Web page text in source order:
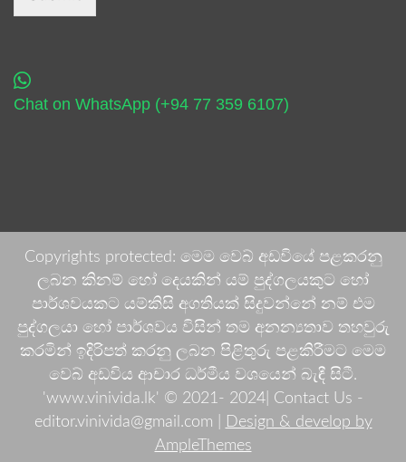
Chat on WhatsApp (+94 77 359 6107)
Copyrights protected: මෙම වෙබ් අඩවියේ පළකරනු
ලබන කිනම් හෝ දෙයකින් යම් පුද්ගලයකුට හෝ
පාර්ශවයකට යම්කිසි අගතියක් සිදුවන්නේ නම් එම
පුද්ගලයා හෝ පාර්ශවය විසින් තම අනන්‍යතාව තහවුරු
කරමින් ඉදිරිපත් කරනු ලබන පිළිතුරු පළකිරීමට මෙම
වෙබ් අඩවිය ආචාර ධර්මීය වශයෙන් බැඳී සිටී.
'www.vinivida.lk' © 2021- 2024| Contact Us -
editor.vinivida@gmail.com |
Design & develop by
AmpleThemes